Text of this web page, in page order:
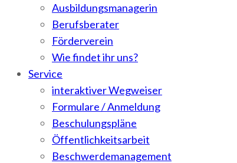
Ausbildungsmanagerin
Berufsberater
Förderverein
Wie findet ihr uns?
Service
interaktiver Wegweiser
Formulare / Anmeldung
Beschulungspläne
Öffentlichkeitsarbeit
Beschwerdemanagement